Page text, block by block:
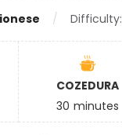
Difficulty:
COZEDURA
30 minutes